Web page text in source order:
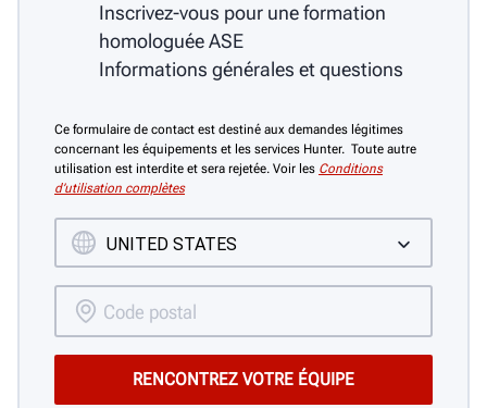
Inscrivez-vous pour une formation
homologuée ASE
Informations générales et questions
Ce formulaire de contact est destiné aux demandes légitimes
concernant les équipements et les services Hunter. Toute autre
utilisation est interdite et sera rejetée. Voir les Conditions
d’utilisation complètes